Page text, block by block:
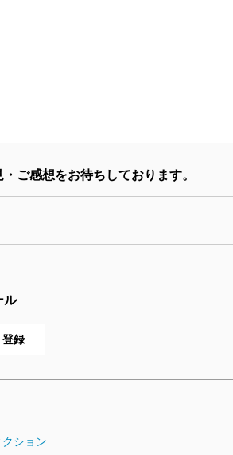
章の魅力
口角が上が
の考えに
りふを楽し
ご感想をお待ちしております。
ル
登録
クション